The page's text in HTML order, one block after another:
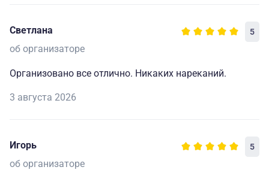
Светлана 5
об организаторе
Организовано все отлично. Никаких нареканий.
3 августа 2026
Игорь 5
об организаторе